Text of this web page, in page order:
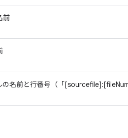
前
の名前と行番号（「